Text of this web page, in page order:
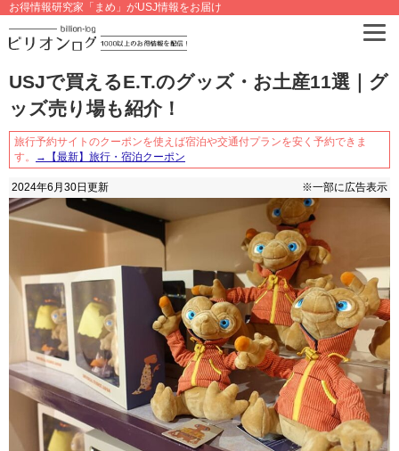
お得情報研究家「まめ」がUSJ情報をお届け
USJで買えるE.T.のグッズ・お土産11選｜グ
ッズ売り場も紹介！
旅行予約サイトのクーポンを使えば宿泊や交通付プランを安く予約できま
す。
→【最新】旅行・宿泊クーポン
2024年6月30日 更新 ※一部に広告表示